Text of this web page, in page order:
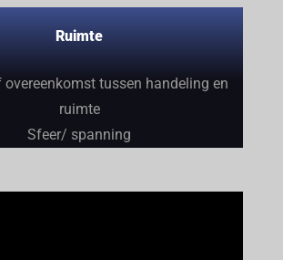
Ruimte
overeenkomst tussen handeling en
ruimte
Sfeer/ spanning